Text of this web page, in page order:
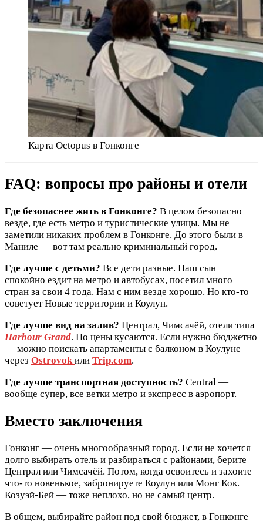
Карта Octopus в Гонконге
FAQ: вопросы про районы и отели
Где безопаснее жить в Гонконге? В целом безопасно
везде, где есть метро и туристические улицы. Мы не
заметили никаких проблем в Гонконге. До этого были в
Маниле — вот там реально криминальный город.
Где лучше с детьми? Все дети разные. Наш сын
спокойно ездит на метро и автобусах, посетил много
стран за свои 4 года. Нам с ним везде хорошо. Но кто-то
советует Новые территории и Коулун.
Где лучше вид на залив? Централ, Чимсачёй, отели типа
Harbour Grand. Но цены кусаются. Если нужно бюджетно
— можно поискать апартаменты с балконом в Коулуне
через Ostrovok или Trip.com.
Где лучше транспортная доступность? Central —
вообще супер, все ветки метро и экспресс в аэропорт.
Вместо заключения
Гонконг — очень многообразный город. Если не хочется
долго выбирать отель и разбираться с районами, берите
Централ или Чимсачёй. Потом, когда освоитесь и захоите
что-то новенькое, забронируете Коулун или Монг Кок.
Козуэй-Бей — тоже неплохо, но не самый центр.
В общем, выбирайте район под свой бюджет, в Гонконге